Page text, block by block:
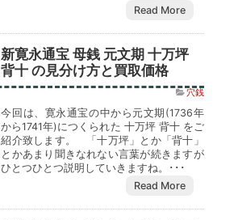
Read More
新寛永通宝 母銭 元文期 十万坪
背十 の見分け方と買取価格
穴銭
今回は、寛永通宝の中から元文期(1736年
から1741年)につくられた 十万坪 背十 をご
紹介致します。 「十万坪」とか「背十」
とかあまり聞きなれない言葉が続きますが
ひとつひとつ説明していきますね。･･･
Read More